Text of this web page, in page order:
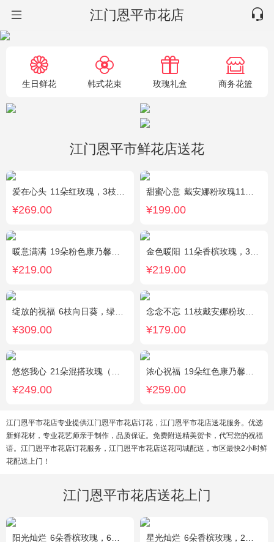
江门恩平市花店
生日鲜花 韩式花束 玫瑰礼盒 商务花篮
江门恩平市鲜花店送花
爱在心头 11朵红玫瑰，3枝多头白香水百合，黄莺、绿叶搭配
¥269.00
甜蜜心意 戴安娜粉玫瑰11枝，浅紫勿忘我、尤加利搭配
¥199.00
暖意满满 19朵粉色康乃馨，搭配相思梅、黄莺穿插点缀。
¥219.00
金色暖阳 11朵香槟玫瑰，3朵向日葵，桔梗、满天星混搭
¥219.00
绽放的祝福 6枝向日葵，绿色桔梗、尤加利搭配
¥309.00
念念不忘 11枝戴安娜粉玫瑰，1枝多头百合，满天星、栀子叶
¥179.00
悠悠我心 21朵混搭玫瑰（粉玫瑰+紫玫瑰），绿叶搭配
¥249.00
浓心祝福 19朵红色康乃馨，2支多头粉百合，绿叶搭配
¥259.00
江门恩平市花店专业提供江门恩平市花店订花，江门恩平市花店送花服务。优选
新鲜花材，专业花艺师亲手制作，品质保证。免费附送精美贺卡，代写您的祝福
语。江门恩平市花店订花服务，江门恩平市花店送花同城配送，市区最快2小时鲜
花配送上门！
江门恩平市花店送花上门
阳光灿烂 6朵香槟玫瑰，6朵粉玫瑰，3朵向日葵，2枝多头白百合，1枝多头粉百合，绿叶 星光灿烂 6朵香槟玫瑰，2朵向日葵，1个蓝色绣球，桔梗、小花、绿叶搭配